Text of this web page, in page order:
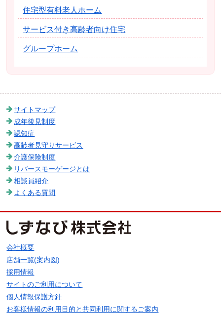
住宅型有料老人ホーム
サービス付き高齢者向け住宅
グループホーム
サイトマップ
成年後見制度
認知症
高齢者見守りサービス
介護保険制度
リバースモーゲージとは
相談員紹介
よくある質問
会社概要
店舗一覧(案内図)
採用情報
サイトのご利用について
個人情報保護方針
お客様情報の利用目的と共同利用に関するご案内